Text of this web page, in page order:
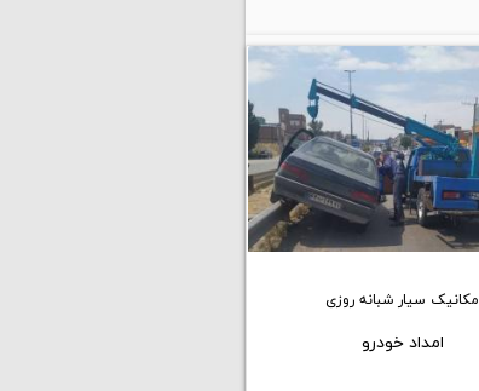
مکانیک سیار شبانه روزی
امداد خودرو